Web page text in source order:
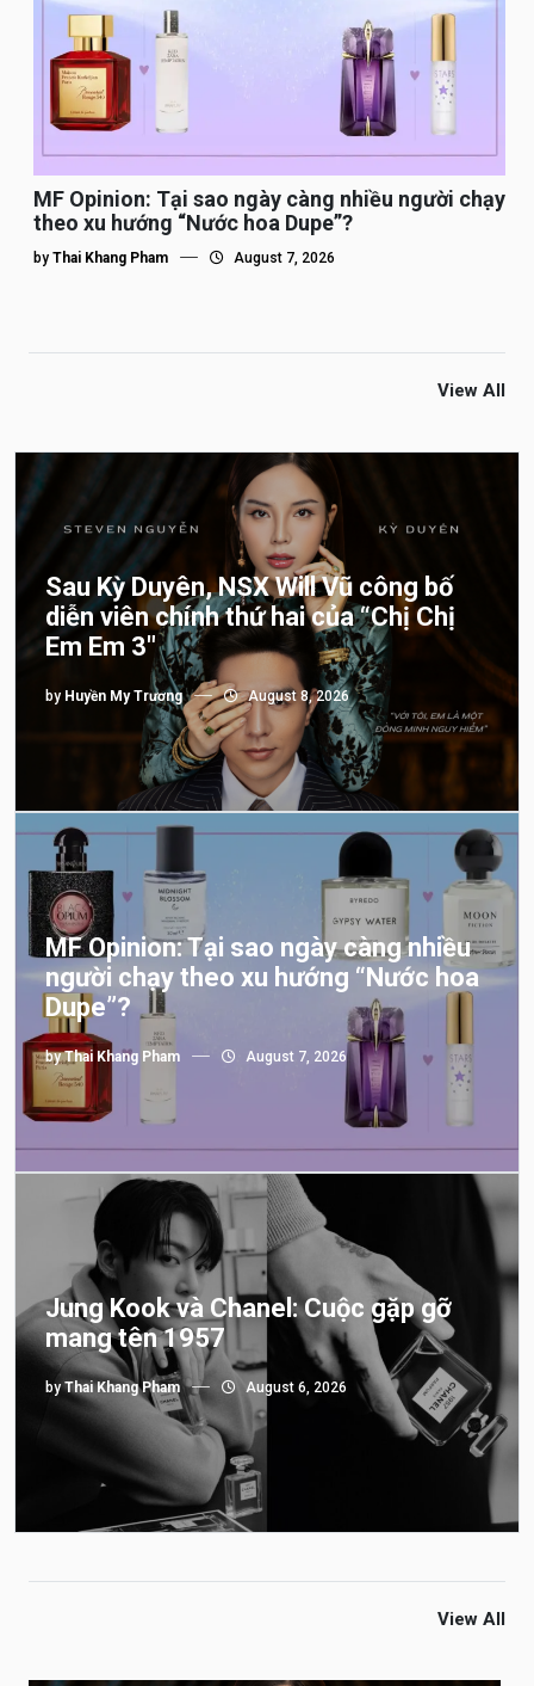
MF Opinion: Tại sao ngày càng nhiều người chạy
theo xu hướng “Nước hoa Dupe”?
by Thai Khang Pham August 7, 2026
View All
Sau Kỳ Duyên, NSX Will Vũ công bố
diễn viên chính thứ hai của “Chị Chị
Em Em 3″
by Huyền My Trương August 8, 2026
MF Opinion: Tại sao ngày càng nhiều
người chạy theo xu hướng “Nước hoa
Dupe”?
byThai Khang Pham August 7, 2026
Jung Kook và Chanel: Cuộc gặp gỡ
mang tên 1957
byThai Khang Pham August 6, 2026
View All